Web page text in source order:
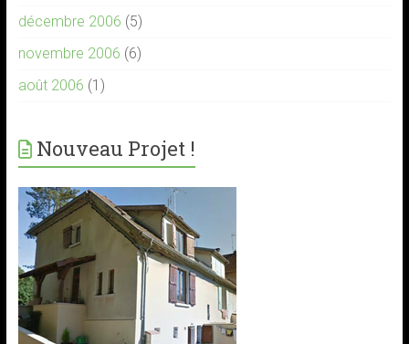
décembre 2006 (5)
novembre 2006 (6)
août 2006 (1)
Nouveau Projet !